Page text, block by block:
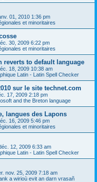
01, 2010 1:36 pm
et minoritaires
30, 2009 6:22 pm
et minoritaires
reverts to default language
18, 2009 10:38 am
Latin - Latin Spell Checker
sur le site technet.com
17, 2009 2:18 pm
and the Breton language
langues des Lapons
16, 2009 5:46 pm
et minoritaires
12, 2009 6:33 am
Latin - Latin Spell Checker
nov. 25, 2009 7:18 am
a wirioù evit an darn vrasañ